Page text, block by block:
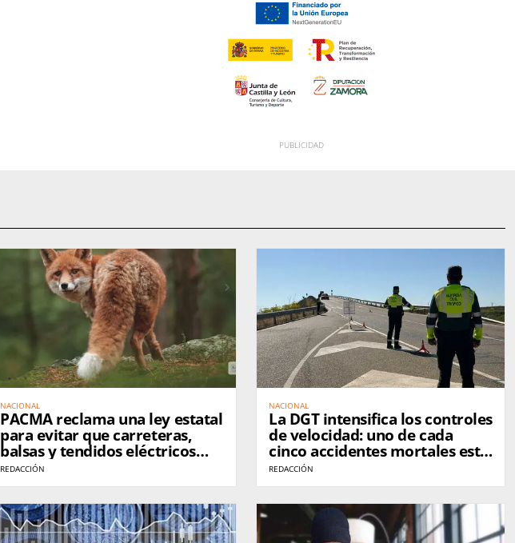
NACIONAL
PACMA reclama una ley estatal
para evitar que carreteras,
balsas y tendidos eléctricos
sigan matando fauna silvestre
REDACCIÓN
NACIONAL
La DGT intensifica los controles
de velocidad: uno de cada
cinco accidentes mortales está
relacionado con el exceso de
velocidad
REDACCIÓN